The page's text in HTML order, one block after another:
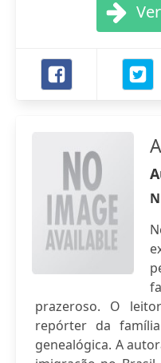
prazeroso. O
repórter da
genealógica. A